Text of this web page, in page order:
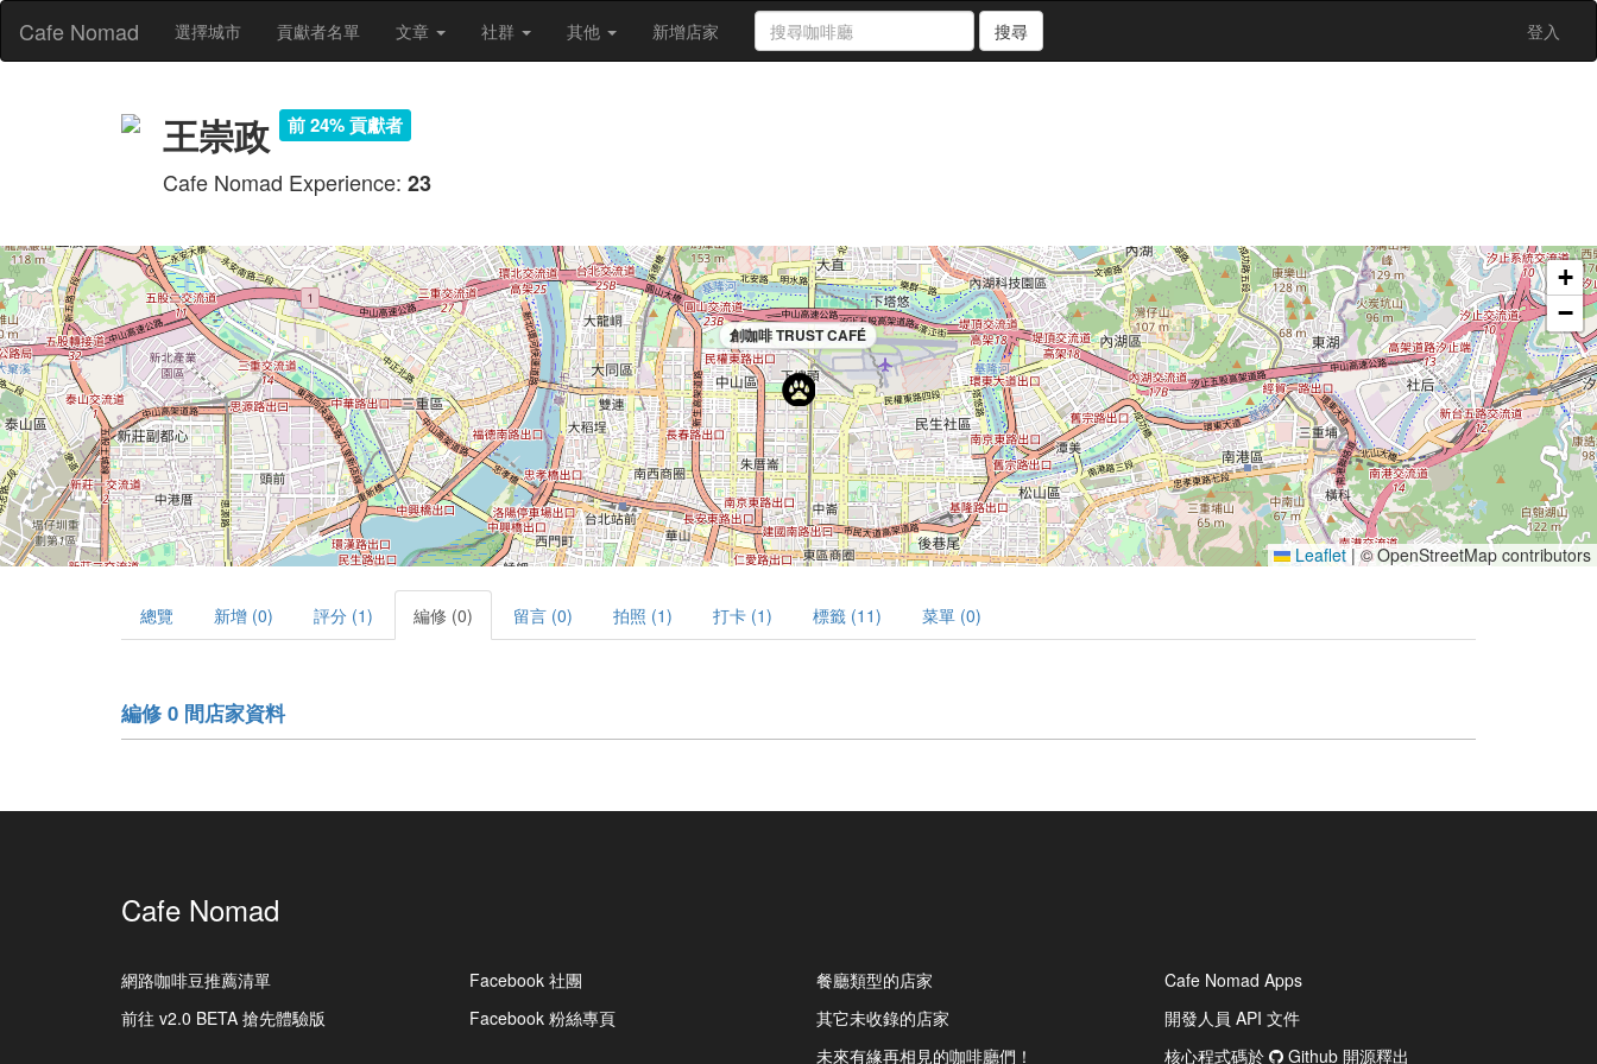
Cafe Nomad 選擇城市 貢獻者名單 文章 社群 其他 新增店家 搜尋 登入
王崇政 前 24% 貢獻者
Cafe Nomad Experience: 23
創咖啡 TRUST CAFÉ
+
−
Leaflet |© OpenStreetMap contributors
總覽 新增 (0) 評分 (1) 編修 (0) 留言 (0) 拍照 (1) 打卡 (1) 標籤 (11) 菜單 (0)
編修 0 間店家資料
Cafe Nomad
網路咖啡豆推薦清單
前往 v2.0 BETA 搶先體驗版
Facebook 社團
Facebook 粉絲專頁
餐廳類型的店家
其它未收錄的店家
未來有緣再相見的咖啡廳們！
Cafe Nomad Apps
開發人員 API 文件
核心程式碼於
Github 開源釋出